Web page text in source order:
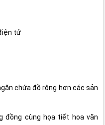
tử
chứa đồ rộng hơn các sản
đồng cùng họa tiết hoa văn